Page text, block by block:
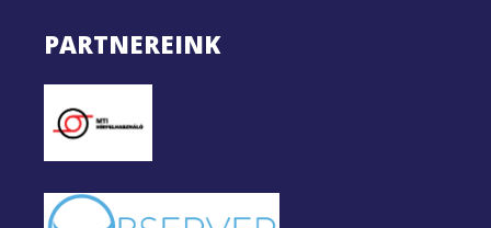
PARTNEREINK